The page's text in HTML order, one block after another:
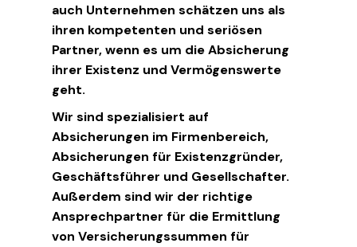
auch Unternehmen schätzen uns als
ihren kompetenten und seriösen
Partner, wenn es um die Absicherung
ihrer Existenz und Vermögenswerte
geht.
Wir sind spezialisiert auf
Absicherungen im Firmenbereich,
Absicherungen für Existenzgründer,
Geschäftsführer und Gesellschafter.
Außerdem sind wir der richtige
Ansprechpartner für die Ermittlung
von Versicherungssummen für